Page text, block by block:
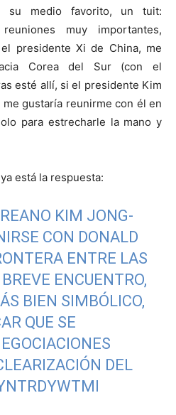
su medio favorito, un tuit:
muy importantes,
presidente Xi de China, me
Corea del Sur (con el
esté allí, si el presidente Kim
gustaría reunirme con él en
para estrecharle la mano y
está la respuesta:
KIM JONG-
CON DONALD
ENTRE LAS
ENCUENTRO,
BIEN SIMBÓLICO,
QUE SE
DEL